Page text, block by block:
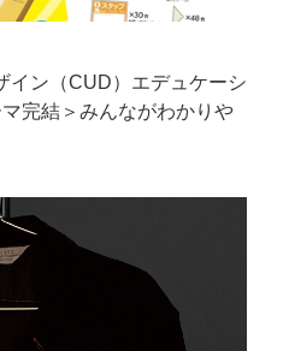
イン（CUD）エデュケーシ
完結＞みんながわかりや